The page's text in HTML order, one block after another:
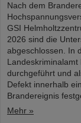
Nach dem
GSI
2026 sind die
abgeschlossen. In
durchgeführt und
Defekt innerhalb
Brandereignis
Mehr »